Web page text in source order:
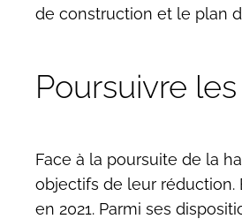
de construction et le plan
Poursuivre
Face à la poursuite de la
objectifs de leur
en 2021. Parmi ses